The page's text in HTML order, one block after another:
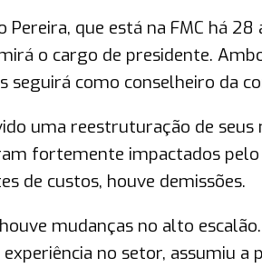
Pereira, que está na FMC há
o cargo de presidente.
seguirá como conselheiro da
uma reestruturação de seus
fortemente impactados
de custos, houve demissões.
mudanças no alto
no setor, assumiu